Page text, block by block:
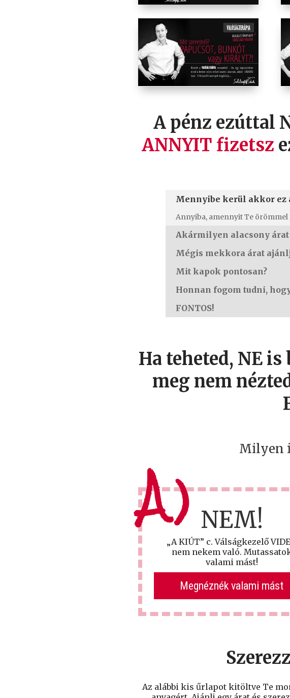
A pénz ezúttal
ANNYIT fizetsz
Mennyibe kerül akkor ez
Annyiba, amennyit Te örömmel
Akármilyen alacsony
Mégis mekkora árat
Mit kapok pontosan?
Honnan fogom tudni,
FONTOS!
Ha teheted, NE
meg nem
Milyen
A)NEM!
„A KIÚT” c. Válságkezelő
nem nekem való.
valami mást!
Megnéznék valami mást
Az alábbi kis űrlapot kitöltve Te